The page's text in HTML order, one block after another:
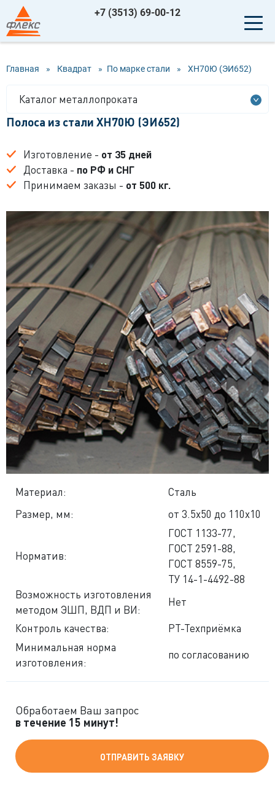
+7 (3513) 69-00-12
Главная » Квадрат » По марке стали » ХН70Ю (ЭИ652)
Каталог металлопроката
Полоса из стали ХН70Ю (ЭИ652)
Изготовление - от 35 дней
Доставка - по РФ и СНГ
Принимаем заказы - от 500 кг.
Материал:
Сталь
Размер, мм:
от 3.5x50 до 110x10
Норматив:
ГОСТ 1133-77,
ГОСТ 2591-88,
ГОСТ 8559-75,
ТУ 14-1-4492-88
Возможность изготовления
методом ЭШП, ВДП и ВИ:
Нет
Контроль качества:
РТ-Техприёмка
Минимальная норма
изготовления:
по согласованию
Обработаем Ваш запрос
в течение 15 минут!
ОТПРАВИТЬ ЗАЯВКУ